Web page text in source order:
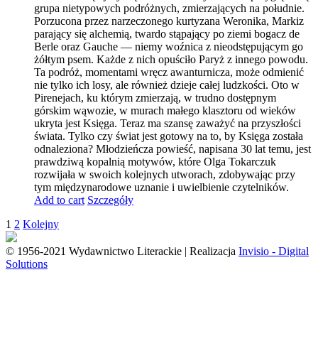
grupa nietypowych podróżnych, zmierzających na południe.
Porzucona przez narzeczonego kurtyzana Weronika, Markiz
parający się alchemią, twardo stąpający po ziemi bogacz de
Berle oraz Gauche — niemy woźnica z nieodstępującym go
żółtym psem. Każde z nich opuściło Paryż z innego powodu.
Ta podróż, momentami wręcz awanturnicza, może odmienić
nie tylko ich losy, ale również dzieje całej ludzkości. Oto w
Pirenejach, ku którym zmierzają, w trudno dostępnym
górskim wąwozie, w murach małego klasztoru od wieków
ukryta jest Księga. Teraz ma szansę zaważyć na przyszłości
świata. Tylko czy świat jest gotowy na to, by Księga została
odnaleziona? Młodzieńcza powieść, napisana 30 lat temu, jest
prawdziwą kopalnią motywów, które Olga Tokarczuk
rozwijała w swoich kolejnych utworach, zdobywając przy
tym międzynarodowe uznanie i uwielbienie czytelników.
Add to cart Szczegóły
1 2 Kolejny
© 1956-2021 Wydawnictwo Literackie | Realizacja Invisio - Digital
Solutions